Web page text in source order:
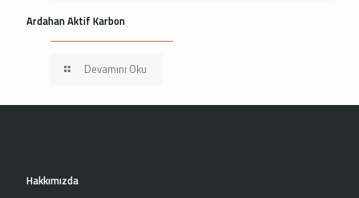
Ardahan Aktif Karbon
Devamını Oku
Hakkımızda